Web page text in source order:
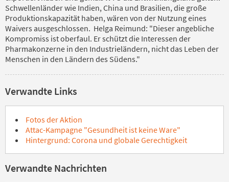
Schwellenländer wie Indien, China und Brasilien, die große
Produktionskapazität haben, wären von der Nutzung eines
Waivers ausgeschlossen. Helga Reimund: "Dieser angebliche
Kompromiss ist oberfaul. Er schützt die Interessen der
Pharmakonzerne in den Industrieländern, nicht das Leben der
Menschen in den Ländern des Südens."
Verwandte Links
Fotos der Aktion
Attac-Kampagne "Gesundheit ist keine Ware"
Hintergrund: Corona und globale Gerechtigkeit
Verwandte Nachrichten